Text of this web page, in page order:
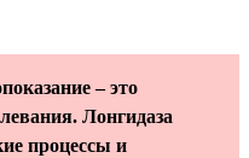
– это
Лонгидаза
процессы и